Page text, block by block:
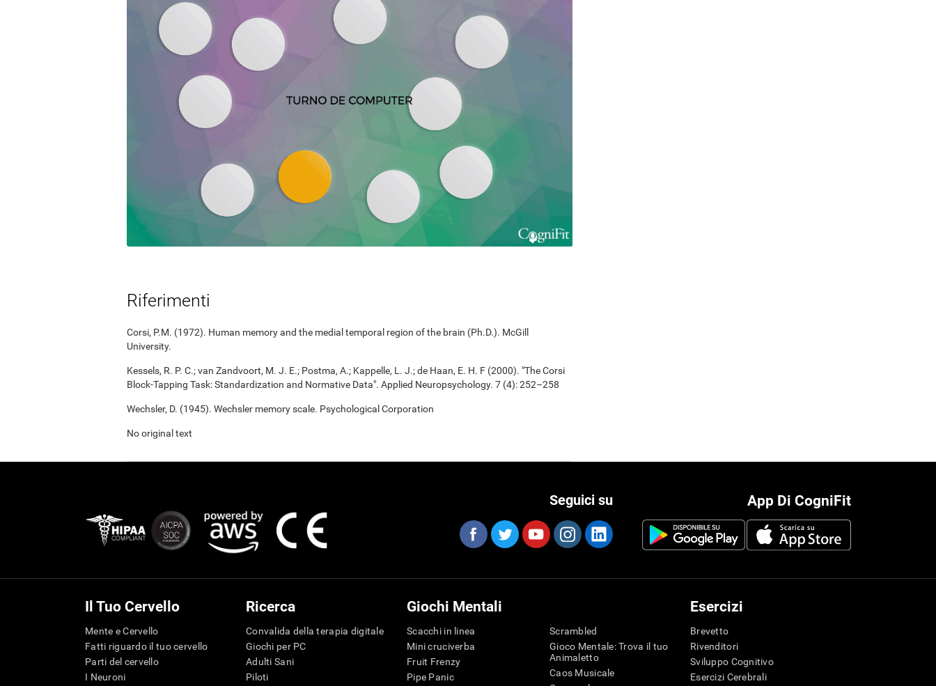
Riferimenti
Corsi, P.M. (1972). Human memory and the medial temporal region of the brain (Ph.D.). McGill
University.
Kessels, R. P. C.; van Zandvoort, M. J. E.; Postma, A.; Kappelle, L. J.; de Haan, E. H. F (2000). "The Corsi
Block-Tapping Task: Standardization and Normative Data". Applied Neuropsychology. 7 (4): 252–258
Wechsler, D. (1945). Wechsler memory scale. Psychological Corporation
No original text
App Di CogniFit
Seguici su
Il Tuo Cervello
Mente e Cervello
Fatti riguardo il tuo cervello
Parti del cervello
I Neuroni
Ricerca
Convalida della terapia digitale
Giochi per PC
Adulti Sani
Piloti
Giochi Mentali
Scacchi in linea
Mini cruciverba
Fruit Frenzy
Pipe Panic
Scrambled
Gioco Mentale: Trova il tuo
Animaletto
Caos Musicale
Esercizi
Brevetto
Rivenditori
Sviluppo Cognitivo
Esercizi Cerebrali